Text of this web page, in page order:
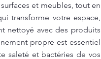
et meubles, tout en
transforme votre espace,
nettoyé avec des produits
propre est essentiel
saleté et bactéries de vos